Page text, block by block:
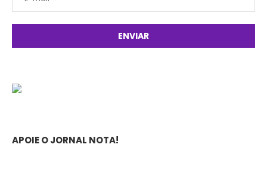
APOIE O JORNAL NOTA!